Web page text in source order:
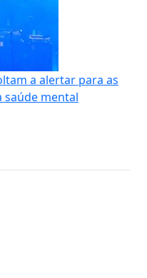
a alertar para as
saúde mental